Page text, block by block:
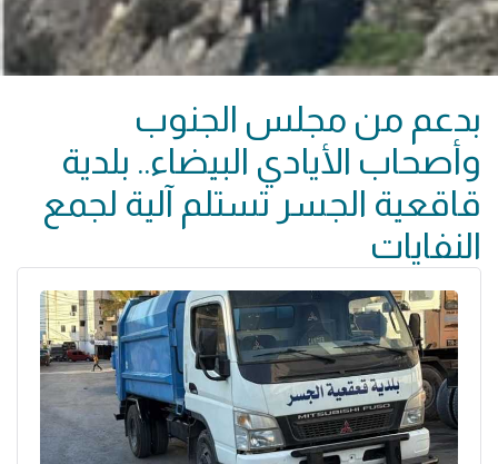
بدعم من مجلس الجنوب
وأصحاب الأيادي البيضاء.. بلدية
قاقعية الجسر تستلم آلية لجمع
النفايات